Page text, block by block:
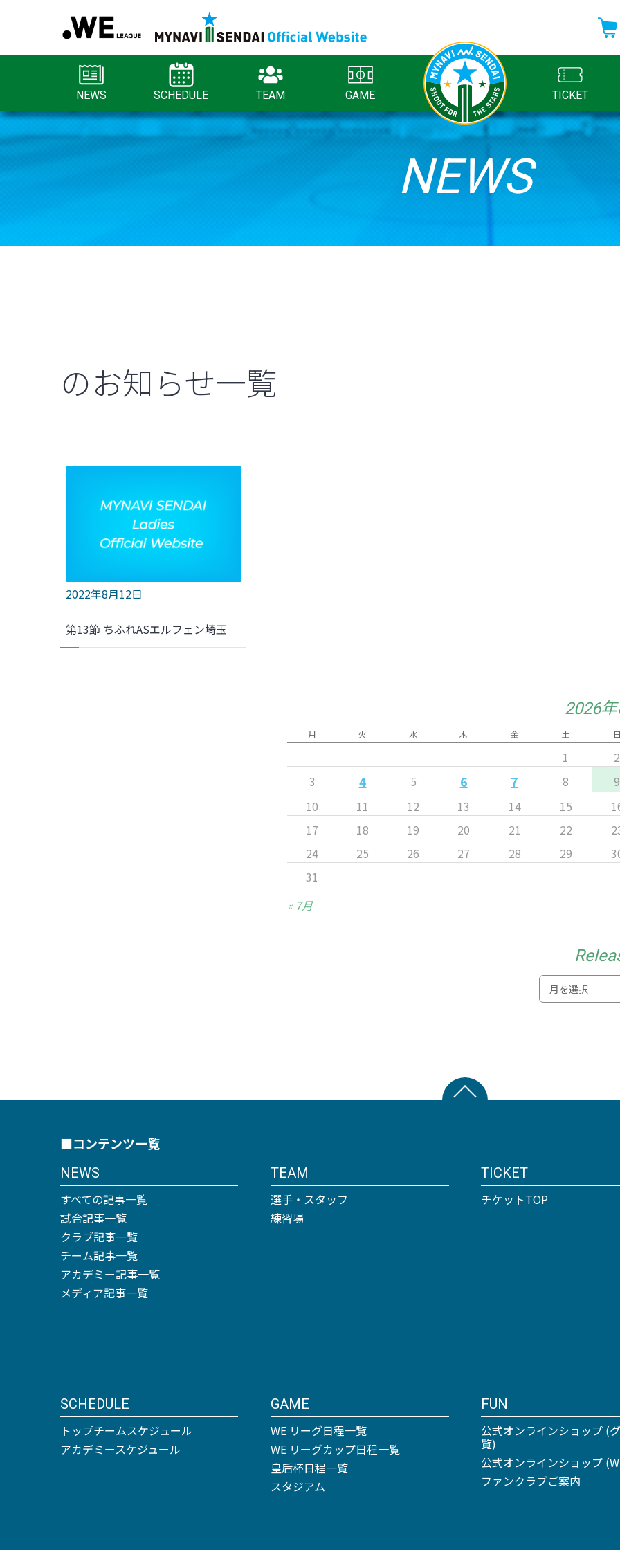
NEWS SCHEDULE TEAM GAME TICKET
NEWS
のお知らせ一覧
2022年8月12日
第13節 ちふれASエルフェン埼玉
2026
月 火 水 木 金 土 日
1
2
3
4 5 6 7 8
9
10
11 12 13 14 15
17
18 19 20 21 22
24
25 26 27 28 29
31
« 7月
■コンテンツ一覧
NEWS
すべての記事一覧
試合記事一覧
クラブ記事一覧
チーム記事一覧
アカデミー記事一覧
メディア記事一覧
SCHEDULE
トップチームスケジュール
アカデミースケジュール
TEAM
選手・スタッフ
練習場
GAME
WE リーグ日程一覧
WE リーグカップ日程一覧
皇后杯日程一覧
スタジアム
TICKET
チケットTOP
FUN
公式オンラインショップ (
覧)
公式オンラインショップ
ファンクラブご案内